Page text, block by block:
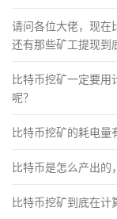
请问各位大佬，现在
还有那些矿工提现到
比特币挖矿一定要用
呢？
比特币挖矿的耗电量
比特币是怎么产出的
比特币挖矿到底在计